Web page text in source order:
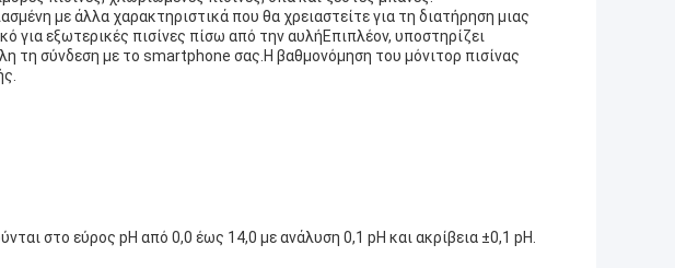
με άλλα χαρακτηριστικά που θα χρειαστείτε για τη διατήρηση μιας
για εξωτερικές πισίνες πίσω από την αυλήΕπιπλέον, υποστηρίζει
τη σύνδεση με το smartphone σας.Η βαθμονόμηση του μόνιτορ πισίνας
στο εύρος pH από 0,0 έως 14,0 με ανάλυση 0,1 pH και ακρίβεια ±0,1 pH.